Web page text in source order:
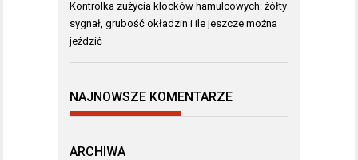
Kontrolka zużycia klocków hamulcowych: żółty
sygnał, grubość okładzin i ile jeszcze można
jeździć
NAJNOWSZE KOMENTARZE
ARCHIWA